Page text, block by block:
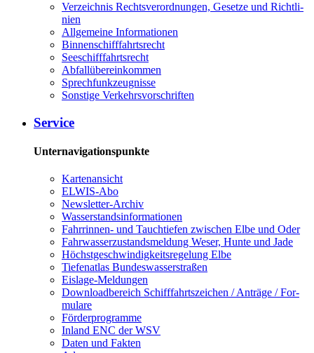
Ver­zeich­nis Rechts­ver­ord­nun­gen, Ge­set­ze und Richt­li­
ni­en
All­ge­mei­ne In­for­ma­tio­nen
Bin­nen­schiff­fahrts­recht
See­schiff­fahrts­recht
Ab­fall­über­ein­kom­men
Sprech­funk­zeug­nis­se
Sons­ti­ge Ver­kehrs­vor­schrif­ten
Ser­vice
Unternavigationspunkte
Kar­ten­an­sicht
EL­WIS-​Abo
Newslet­ter-​Ar­chiv
Was­ser­stands­in­for­ma­tio­nen
Fahr­rin­nen-​ und Tauch­tie­fen zwi­schen El­be und Oder
Fahr­was­ser­zu­stands­mel­dung We­ser, Hun­te und Ja­de
Höchst­ge­schwin­dig­keits­re­ge­lung El­be
Tie­fe­n­at­las Bun­des­was­ser­stra­ßen
Eis­la­ge-​Mel­dun­gen
Dow­n­load­be­reich Schiff­fahrts­zei­chen / An­trä­ge / For­
mu­la­re
För­der­pro­gram­me
In­land ENC der WSV
Da­ten und Fak­ten